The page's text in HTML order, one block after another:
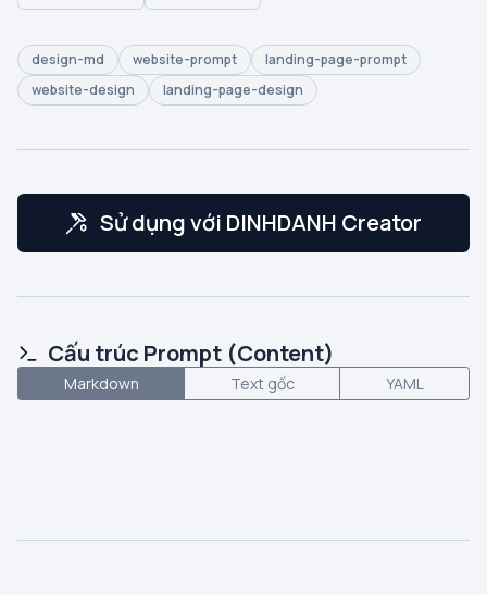
design-md website-prompt
landing-page-prompt
website-design
landing-page-design
Sử dụng với DINHDANH Creator
Cấu trúc Prompt (Content)
Markdown Text gốc YAML